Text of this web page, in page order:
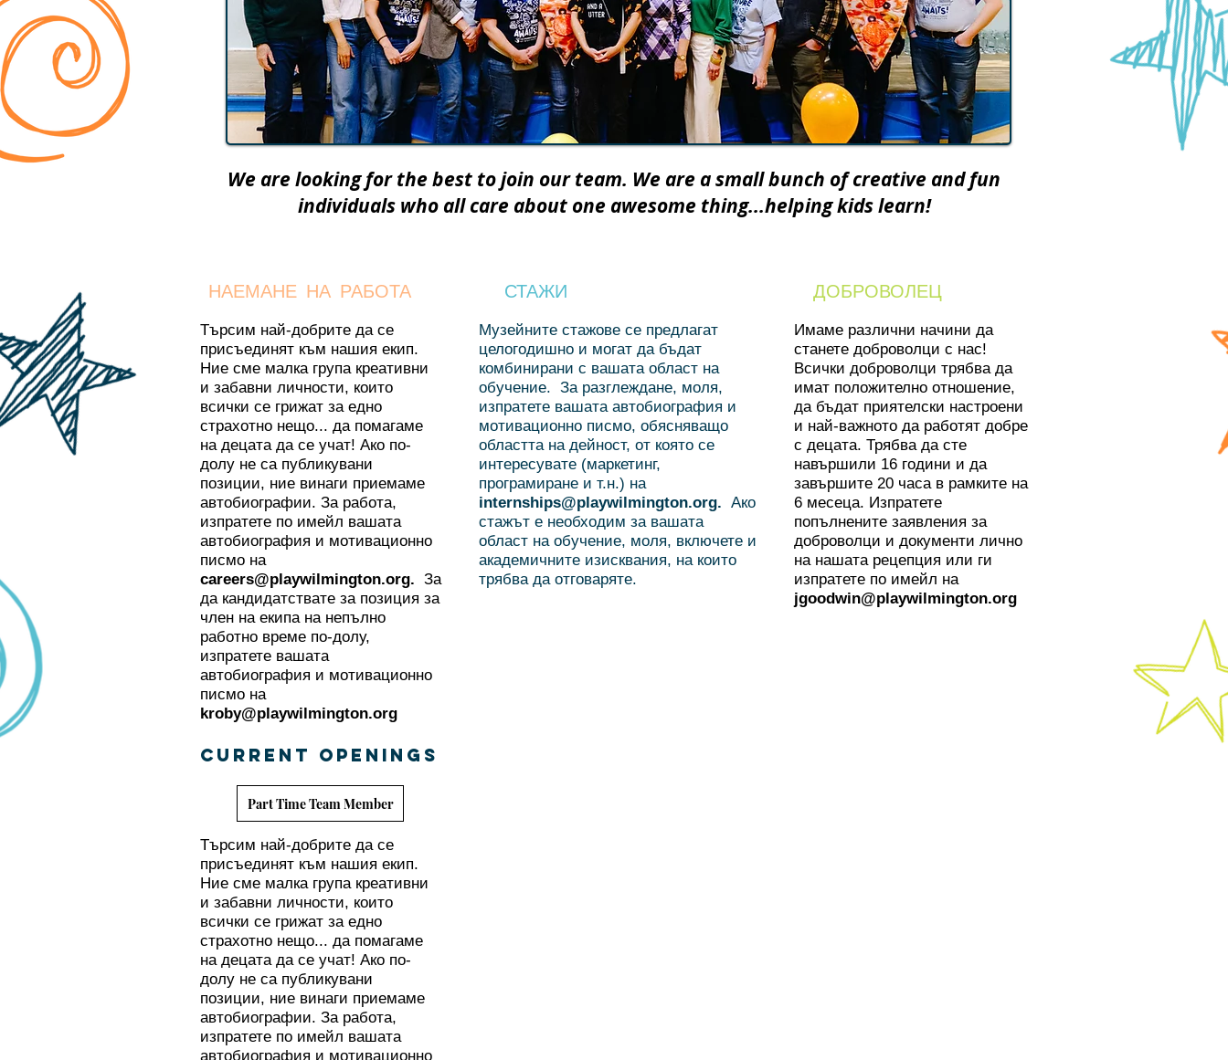
We are looking for the best to join our team. We are a small bunch of creative and fun
individuals who all care about one awesome thing...helping kids learn!
НАЕМАНЕ НА РАБОТА СТАЖИ ДОБРОВОЛЕЦ
Търсим най-добрите да се
присъединят към нашия екип.
Ние сме малка група креативни
и забавни личности, които
всички се грижат за едно
страхотно нещо... да помагаме
на децата да се учат! Ако по-
долу не са публикувани
позиции, ние винаги приемаме
автобиографии. За работа,
изпратете по имейл вашата
автобиография и мотивационно
писмо на
careers@playwilmington.org. За
да кандидатствате за позиция за
член на екипа на непълно
работно време по-долу,
изпратете вашата
автобиография и мотивационно
писмо на
kroby@playwilmington.org
CURRENT OPENINGS
Part Time Team Member
Търсим най-добрите да се
присъединят към нашия екип.
Ние сме малка група креативни
и забавни личности, които
всички се грижат за едно
страхотно нещо... да помагаме
на децата да се учат! Ако по-
долу не са публикувани
позиции, ние винаги приемаме
автобиографии. За работа,
изпратете по имейл вашата
автобиография и мотивационно
Музейните стажове се предлагат
целогодишно и могат да бъдат
комбинирани с вашата област на
обучение. За разглеждане, моля,
изпратете вашата автобиография и
мотивационно писмо, обясняващо
областта на дейност, от която се
интересувате (маркетинг,
програмиране и т.н.) на
internships@playwilmington.org. Ако
стажът е необходим за вашата
област на обучение, моля, включете и
академичните изисквания, на които
трябва да отговаряте.
Имаме различни начини да
станете доброволци с нас!
Всички доброволци трябва да
имат положително отношение,
да бъдат приятелски настроени
и най-важното да работят добре
с децата. Трябва да сте
навършили 16 години и да
завършите 20 часа в рамките на
6 месеца. Изпратете
попълнените заявления за
доброволци и документи лично
на нашата рецепция или ги
изпратете по имейл на
jgoodwin@playwilmington.org